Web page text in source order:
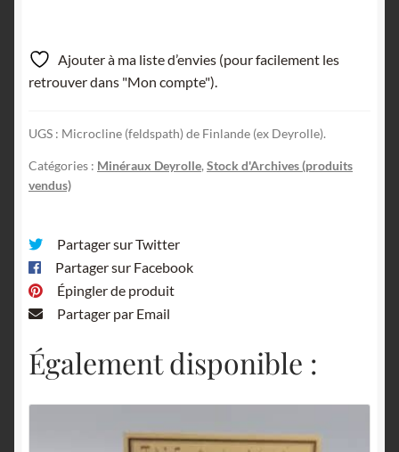
Ajouter à ma liste d’envies (pour facilement les
retrouver dans "Mon compte").
UGS : Microcline (feldspath) de Finlande (ex Deyrolle).
Catégories : Minéraux Deyrolle, Stock d'Archives (produits
vendus)
Partager sur Twitter
Partager sur Facebook
Épingler de produit
Partager par Email
Également disponible :